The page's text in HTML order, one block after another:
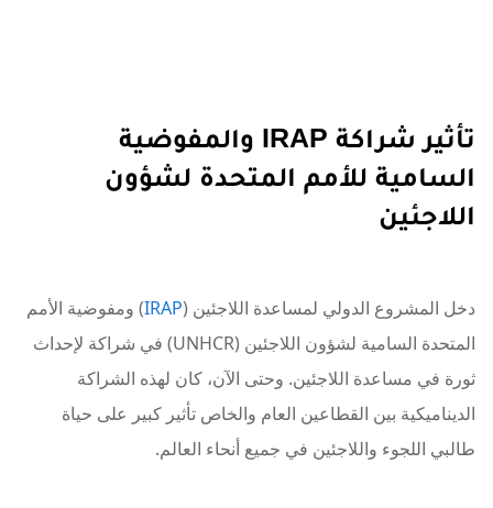
تأثير شراكة IRAP والمفوضية
السامية للأمم المتحدة لشؤون
اللاجئين
دخل المشروع الدولي لمساعدة اللاجئين (IRAP) ومفوضية الأمم
المتحدة السامية لشؤون اللاجئين (UNHCR) في شراكة لإحداث
ثورة في مساعدة اللاجئين. وحتى الآن، كان لهذه الشراكة
الديناميكية بين القطاعين العام والخاص تأثير كبير على حياة
طالبي اللجوء واللاجئين في جميع أنحاء العالم.